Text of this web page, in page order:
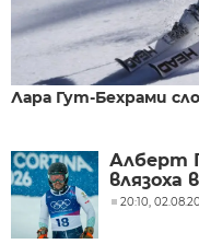
Лара Гут-Бехрами
Алберт
влязоха
20:10,